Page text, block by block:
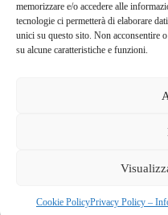
memorizzare e/o accedere alle
tecnologie ci permetterà di elaborare
unici su questo sito. Non acconsentire
su alcune caratteristiche e funzioni.
Cookie PolicyPrivacy Policy –
Leggi tutto
Forum
Leader
2020
Via Valmarina, 25 – 24123
Copyright © 2026 - Tema